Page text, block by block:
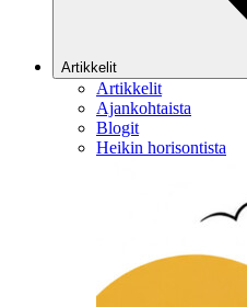
Artikkelit
Artikkelit
Ajankohtaista
Blogit
Heikin horisontista